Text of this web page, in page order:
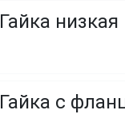
Гайка низкая
Гайка с